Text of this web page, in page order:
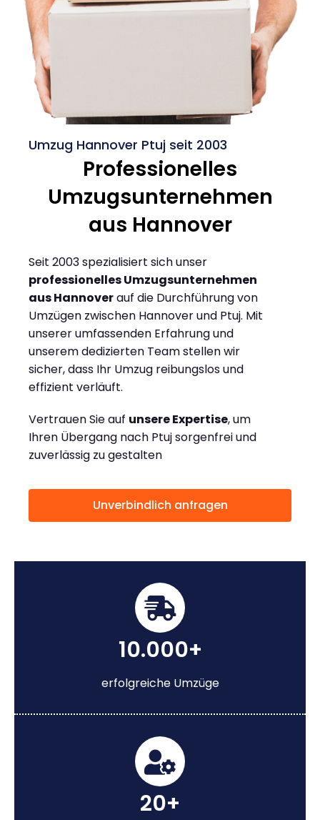
Umzug Hannover Ptuj seit 2003
Professionelles
Umzugsunternehmen
aus Hannover
Seit 2003 spezialisiert sich unser
professionelles Umzugsunternehmen
aus Hannoverauf die Durchführung von
Umzügen zwischen Hannover und Ptuj. Mit
unserer umfassenden Erfahrung und
unserem dedizierten Team stellen wir
sicher, dass Ihr Umzug reibungslos und
effizient verläuft.
Vertrauen Sie auf unsere Expertise, um
Ihren Übergang nach Ptuj sorgenfrei und
zuverlässig zu gestalten
Unverbindlich anfragen
10.000+
erfolgreiche Umzüge
20+